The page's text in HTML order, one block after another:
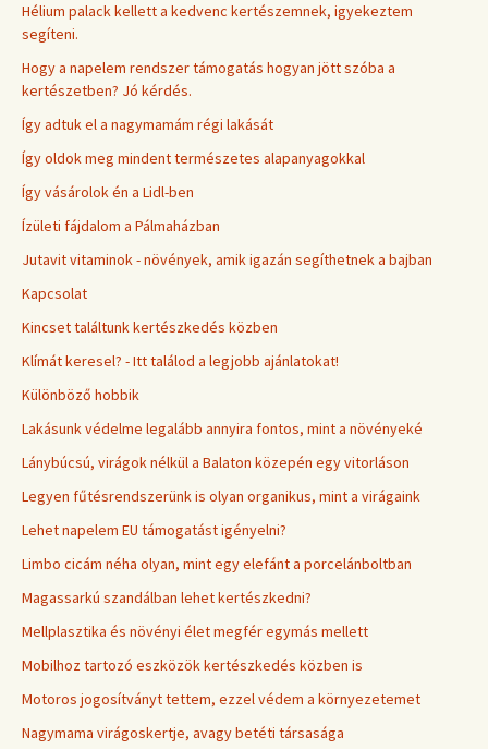
Hélium palack kellett a kedvenc kertészemnek, igyekeztem
segíteni.
Hogy a napelem rendszer támogatás hogyan jött szóba a
kertészetben? Jó kérdés.
Így adtuk el a nagymamám régi lakását
Így oldok meg mindent természetes alapanyagokkal
Így vásárolok én a Lidl-ben
Ízületi fájdalom a Pálmaházban
Jutavit vitaminok - növények, amik igazán segíthetnek a bajban
Kapcsolat
Kincset találtunk kertészkedés közben
Klímát keresel? - Itt találod a legjobb ajánlatokat!
Különböző hobbik
Lakásunk védelme legalább annyira fontos, mint a növényeké
Lánybúcsú, virágok nélkül a Balaton közepén egy vitorláson
Legyen fűtésrendszerünk is olyan organikus, mint a virágaink
Lehet napelem EU támogatást igényelni?
Limbo cicám néha olyan, mint egy elefánt a porcelánboltban
Magassarkú szandálban lehet kertészkedni?
Mellplasztika és növényi élet megfér egymás mellett
Mobilhoz tartozó eszközök kertészkedés közben is
Motoros jogosítványt tettem, ezzel védem a környezetemet
Nagymama virágoskertje, avagy betéti társasága